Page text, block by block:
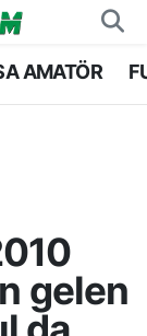
AMATÖR
gelen
ve Fikstür